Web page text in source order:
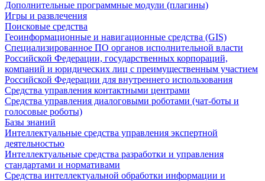
Дополнительные программные модули (плагины)
Игры и развлечения
Поисковые средства
Геоинформационные и навигационные средства (GIS)
Специализированное ПО органов исполнительной власти
Российской Федерации, государственных корпораций,
компаний и юридических лиц с преимущественным участием
Российской Федерации для внутреннего использования
Средства управления контактными центрами
Средства управления диалоговыми роботами (чат-боты и
голосовые роботы)
Базы знаний
Интеллектуальные средства управления экспертной
деятельностью
Интеллектуальные средства разработки и управления
стандартами и нормативами
Средства интеллектуальной обработки информации и